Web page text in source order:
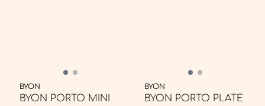
BYON
BYON PORTO MINI
BYON
BYON PORTO PLATE